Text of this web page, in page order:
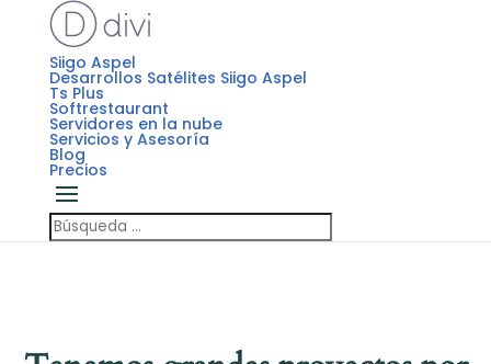
Siigo Aspel
Desarrollos Satélites Siigo Aspel
Ts Plus
Softrestaurant
Servidores en la nube
Servicios y Asesoría
Blog
Precios